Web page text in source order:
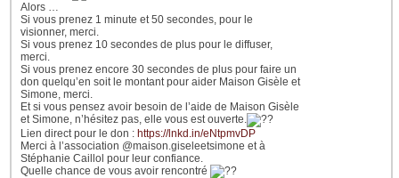
Alors …
Si vous prenez 1 minute et 50 secondes, pour le
visionner, merci.
Si vous prenez 10 secondes de plus pour le diffuser,
merci.
Si vous prenez encore 30 secondes de plus pour faire un
don quelqu’en soit le montant pour aider Maison Gisèle et
Simone, merci.
Et si vous pensez avoir besoin de l’aide de Maison Gisèle
et Simone, n’hésitez pas, elle vous est ouverte.
Lien direct pour le don : https://lnkd.in/eNtpmvDP
Merci à l’association @maison.giseleetsimone et à
Stéphanie Caillol pour leur confiance.
Quelle chance de vous avoir rencontré